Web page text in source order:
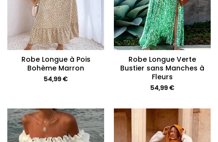
Robe Longue à Pois
Bohème Marron
54,99€
Robe Longue Verte
Bustier sans Manches à
Fleurs
54,99€